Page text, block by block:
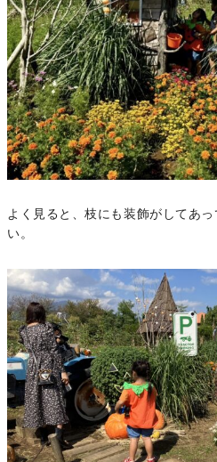
よく見ると、枝にも装飾がしてあ
い。